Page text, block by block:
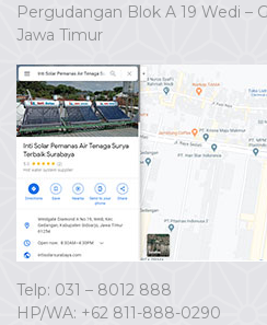
Pergudangan Blok A 19 Wedi –
Jawa Timur
Telp: 031 – 8012 888
HP/WA: +62 811-888-0290